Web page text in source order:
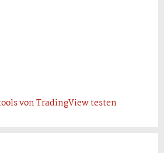
von TradingView testen